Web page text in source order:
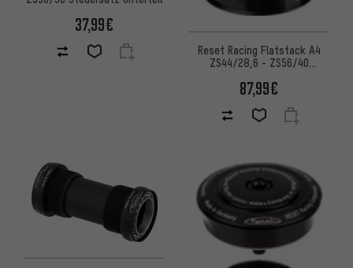
37,99€
Reset Racing Flatstack A4
ZS44/28,6 - ZS56/40
87,99€